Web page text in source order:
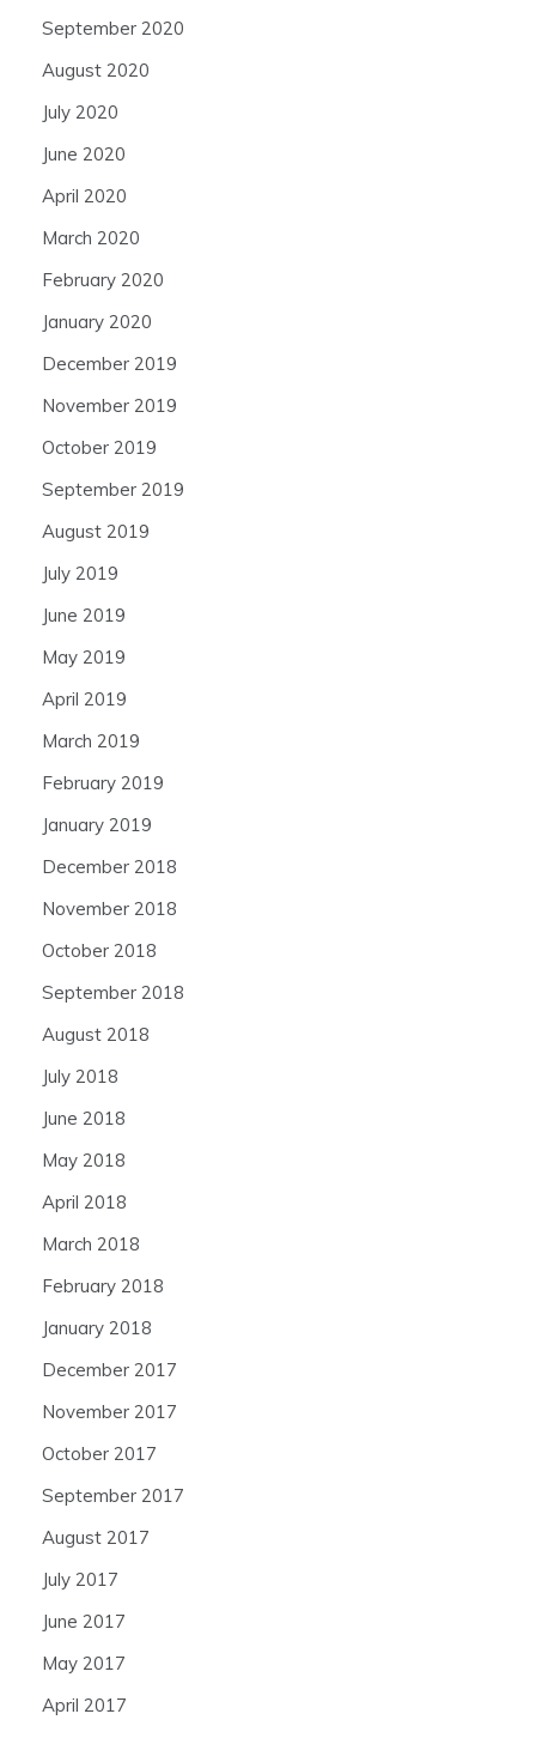
September 2020
August 2020
July 2020
June 2020
April 2020
March 2020
February 2020
January 2020
December 2019
November 2019
October 2019
September 2019
August 2019
July 2019
June 2019
May 2019
April 2019
March 2019
February 2019
January 2019
December 2018
November 2018
October 2018
September 2018
August 2018
July 2018
June 2018
May 2018
April 2018
March 2018
February 2018
January 2018
December 2017
November 2017
October 2017
September 2017
August 2017
July 2017
June 2017
May 2017
April 2017